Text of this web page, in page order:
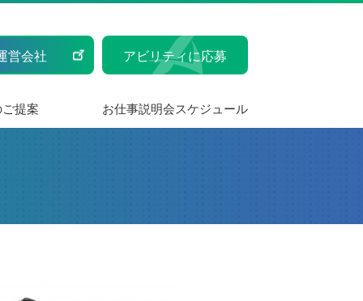
営会社 アビリティに応募
提案 お仕事説明会スケジュール